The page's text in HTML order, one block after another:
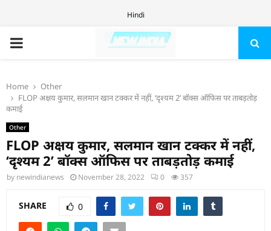
Hindi
PRIMARY
Home
Other
FLOP अक्षय कुमार, सलमान खान टक्कर में नहीं, ‘दृश्यम 2’ बॉक्स ऑफिस पर ताबड़तोड़
कमाई
Other
FLOP अक्षय कुमार, सलमान खान टक्कर में नहीं,
‘दृश्यम 2’ बॉक्स ऑफिस पर ताबड़तोड़ कमाई
by newindianews November 28, 2022 0 357
SHARE 0